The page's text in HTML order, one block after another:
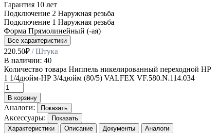
Гарантия 10 лет
Подключение 2 Наружная резьба
Подключение 1 Наружная резьба
Форма Прямолинейный (-ая)
Все характеристики
220.50₽ / Штука
В наличии: 40
Количество товара Ниппель никелированный переходной НР
1 1/4дюйм-НР 3/4дюйм (80/5) VALFEX VF.580.N.114.034
В корзину
Аналоги: Показать
Аксессуары:
Показать
Характеристики
Описание Документы
Аналоги